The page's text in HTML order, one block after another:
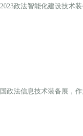
政法智能化建设技术装
政法信息技术装备展，